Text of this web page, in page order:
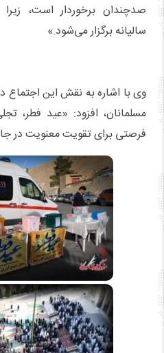
صدچندان برخوردار است،
سالیانه برگزار می‌شود.»
وی با اشاره به نقش این
مسلمانان، افزود: «عید فطر،
فرصتی برای تقویت معنویت در